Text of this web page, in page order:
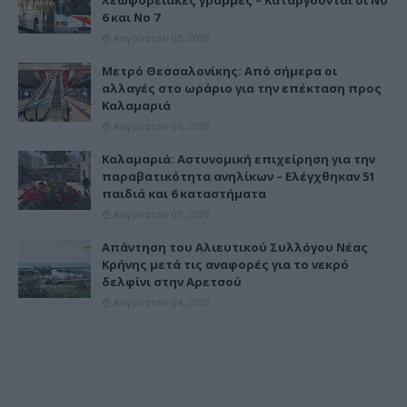
6 και Νο 7
Μετρό Θεσσαλονίκης: Από σήμερα οι
αλλαγές στο ωράριο για την επέκταση προς
Καλαμαριά
Καλαμαριά: Αστυνομική επιχείρηση για την
παραβατικότητα ανηλίκων – Ελέγχθηκαν 51
παιδιά και 6 καταστήματα
Απάντηση του Αλιευτικού Συλλόγου Νέας
Κρήνης μετά τις αναφορές για το νεκρό
δελφίνι στην Αρετσού